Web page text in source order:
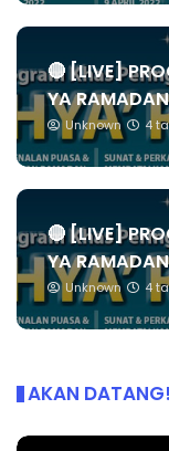
🔴 [LIVE]
YA
Unknown 4
🔴 [LIVE]
YA
Unknown 4
AKAN DATANG!